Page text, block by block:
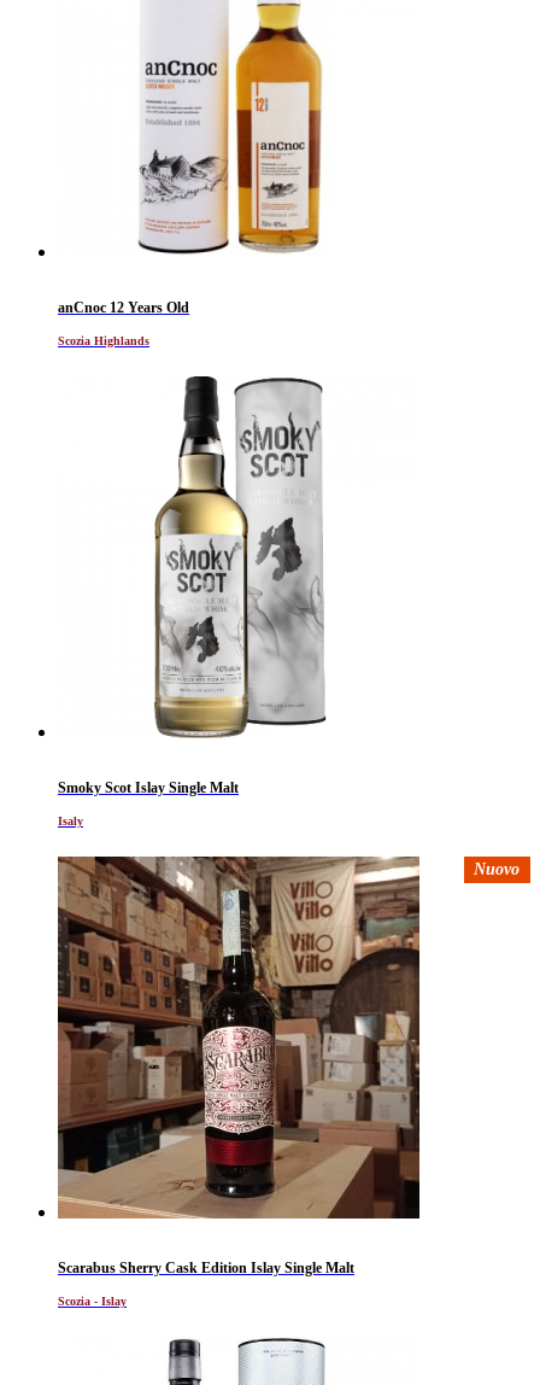
anCnoc 12 Years Old
Scozia Highlands
Smoky Scot Islay Single Malt
Isaly
Nuovo
Scarabus Sherry Cask Edition Islay Single Malt
Scozia - Islay